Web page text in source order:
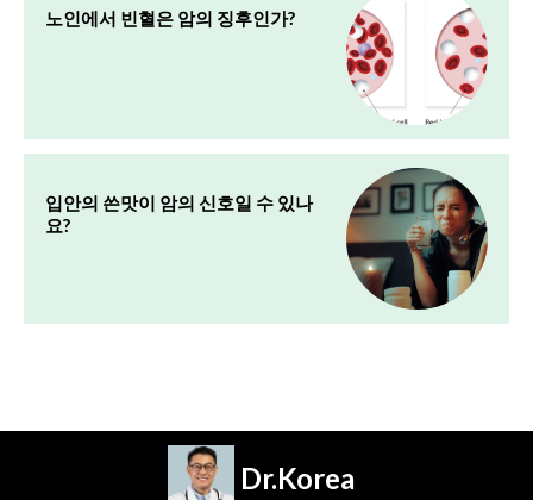
노인에서 빈혈은 암의 징후인가?
입안의 쓴맛이 암의 신호일 수 있나
요?
Dr.Korea